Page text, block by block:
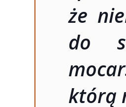
że
do
którą